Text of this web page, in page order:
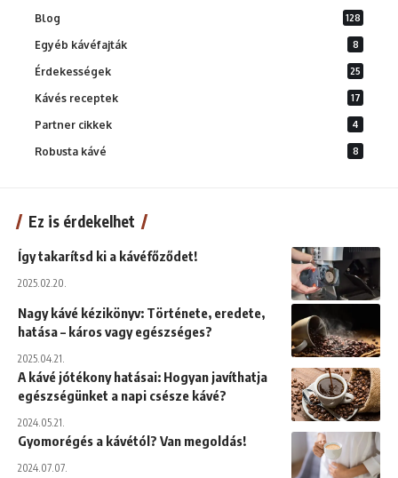
Blog 128
Egyéb kávéfajták 8
Érdekességek 25
Kávés receptek 17
Partner cikkek 4
Robusta kávé 8
Ez is érdekelhet
Így takarítsd ki a kávéfőződet!
2025.02.20.
Nagy kávé kézikönyv: Története, eredete,
hatása – káros vagy egészséges?
2025.04.21.
A kávé jótékony hatásai: Hogyan javíthatja
egészségünket a napi csésze kávé?
2024.05.21.
Gyomorégés a kávétól? Van megoldás!
2024.07.07.